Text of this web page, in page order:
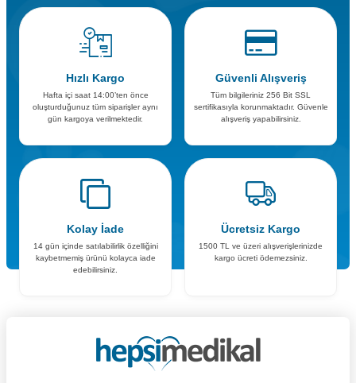
Hızlı Kargo
Hafta içi saat 14:00’ten önce
oluşturduğunuz tüm siparişler aynı
gün kargoya verilmektedir.
Güvenli Alışveriş
Tüm bilgileriniz 256 Bit SSL
sertifikasıyla korunmaktadır. Güvenle
alışveriş yapabilirsiniz.
Kolay İade
14 gün içinde satılabilirlik özelliğini
kaybetmemiş ürünü kolayca iade
edebilirsiniz.
Ücretsiz Kargo
1500 TL ve üzeri alışverişlerinizde
kargo ücreti ödemezsiniz.